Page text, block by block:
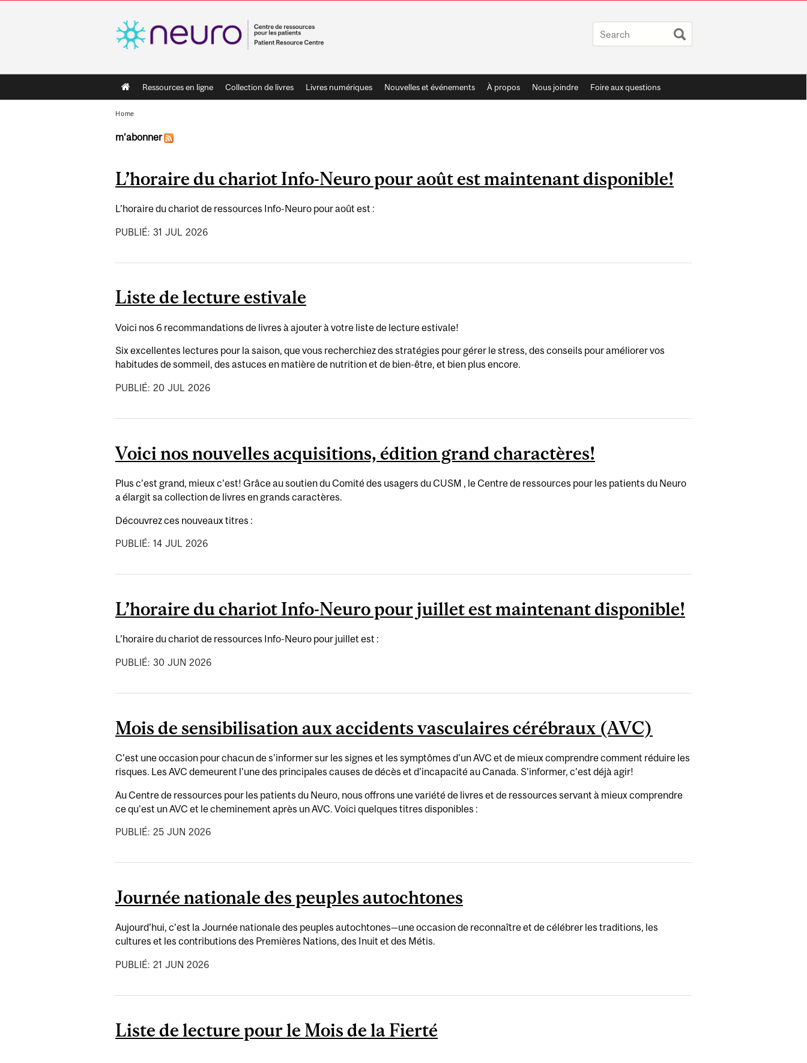
Main
navigation
Ressources en ligne Collection de livres Livres numériques Nouvelles et événements À propos Nous joindre Foire aux questions
Home
m’abonner
L’horaire du chariot Info-Neuro pour août est maintenant disponible!
L’horaire du chariot de ressources Info-Neuro pour août est :
PUBLIÉ: 31 JUL 2026
Liste de lecture estivale
Voici nos 6 recommandations de livres à ajouter à votre liste de lecture estivale!
Six excellentes lectures pour la saison, que vous recherchiez des stratégies pour gérer le stress, des conseils pour améliorer vos
habitudes de sommeil, des astuces en matière de nutrition et de bien-être, et bien plus encore.
PUBLIÉ: 20 JUL 2026
Voici nos nouvelles acquisitions, édition grand charactères!
Plus c’est grand, mieux c’est! Grâce au soutien du Comité des usagers du CUSM , le Centre de ressources pour les patients du Neuro
a élargit sa collection de livres en grands caractères.
Découvrez ces nouveaux titres :
PUBLIÉ: 14 JUL 2026
L’horaire du chariot Info-Neuro pour juillet est maintenant disponible!
L’horaire du chariot de ressources Info-Neuro pour juillet est :
PUBLIÉ: 30 JUN 2026
Mois de sensibilisation aux accidents vasculaires cérébraux (AVC)
C’est une occasion pour chacun de s'informer sur les signes et les symptômes d'un AVC et de mieux comprendre comment réduire les
risques. Les AVC demeurent l'une des principales causes de décès et d'incapacité au Canada. S’informer, c’est déjà agir!
Au Centre de ressources pour les patients du Neuro, nous offrons une variété de livres et de ressources servant à mieux comprendre
ce qu'est un AVC et le cheminement après un AVC. Voici quelques titres disponibles :
PUBLIÉ: 25 JUN 2026
Journée nationale des peuples autochtones
Aujourd’hui, c’est la Journée nationale des peuples autochtones—une occasion de reconnaître et de célébrer les traditions, les
cultures et les contributions des Premières Nations, des Inuit et des Métis.
PUBLIÉ: 21 JUN 2026
Liste de lecture pour le Mois de la Fierté